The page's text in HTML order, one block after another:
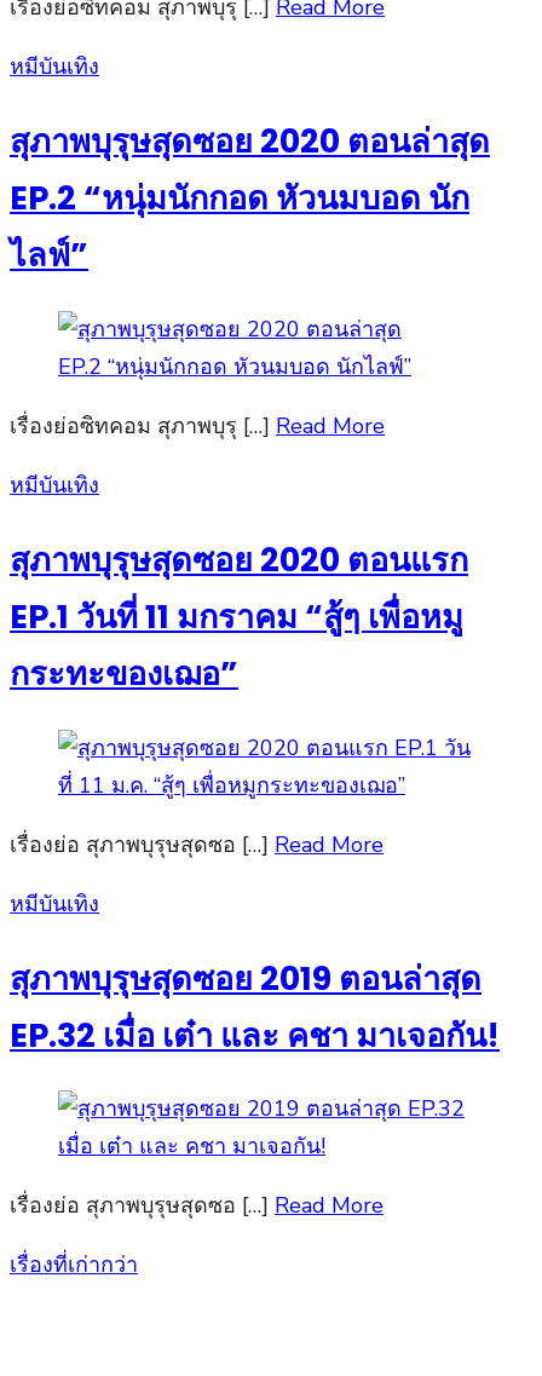
เรื่องย่อซิทคอม สุภาพบุรุ […] Read More
Posted
หมีบันเทิง
สุภาพบุรุษสุดซอย 2020 ตอนล่าสุด
EP.2 “หนุ่มนักกอด หัวนมบอด นัก
ไลฟ์”
เรื่องย่อซิทคอม สุภาพบุรุ […] Read More
Posted
หมีบันเทิง
สุภาพบุรุษสุดซอย 2020 ตอนแรก
EP.1 วันที่ 11 มกราคม “สู้ๆ เพื่อหมู
กระทะของเฌอ”
เรื่องย่อ สุภาพบุรุษสุดซอ […] Read More
Posted
หมีบันเทิง
สุภาพบุรุษสุดซอย 2019 ตอนล่าสุด
EP.32 เมื่อ เต๋า และ คชา มาเจอกัน!
เรื่องย่อ สุภาพบุรุษสุดซอ […] Read More
แนะแนว
เรื่องที่เก่ากว่า